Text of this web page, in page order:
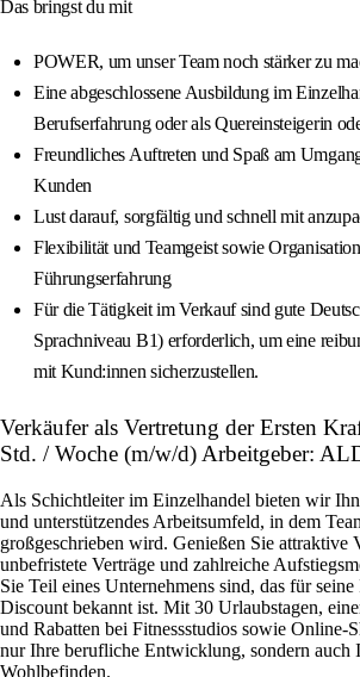
Das bringst du mit
POWER, um unser Team noch stärker zu
Eine abgeschlossene Ausbildung im
Berufserfahrung oder als Quereinsteigerin
Freundliches Auftreten und Spaß am
Kunden
Lust darauf, sorgfältig und schnell mit
Flexibilität und Teamgeist sowie
Führungserfahrung
Für die Tätigkeit im Verkauf sind gute
Sprachniveau B1) erforderlich, um eine
mit Kund:innen sicherzustellen.
Verkäufer als Vertretung der Ersten
Std. / Woche (m/w/d) Arbeitgeber:
Als Schichtleiter im Einzelhandel bieten wir
und unterstützendes Arbeitsumfeld, in dem
großgeschrieben wird. Genießen Sie attraktive
unbefristete Verträge und zahlreiche
Sie Teil eines Unternehmens sind, das für
Discount bekannt ist. Mit 30 Urlaubstagen,
und Rabatten bei Fitnessstudios sowie Online-
nur Ihre berufliche Entwicklung, sondern auch
Wohlbefinden.